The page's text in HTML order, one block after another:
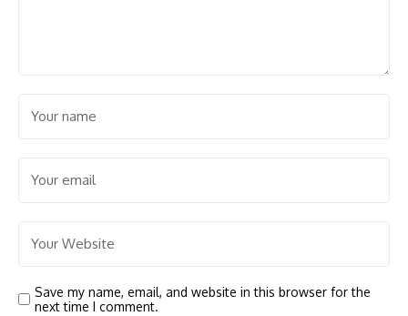
Save my name, email, and website in this browser for the
next time I comment.